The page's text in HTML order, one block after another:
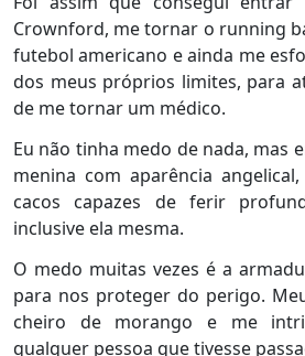
Crownford, me tornar o running
futebol americano e ainda me
dos meus próprios limites, para
de me tornar um médico.
Eu não tinha medo de nada, mas
menina com aparência
cacos capazes de ferir
inclusive ela mesma.
O medo muitas vezes é a
para nos proteger do perigo.
cheiro de morango e me
qualquer pessoa que tivesse